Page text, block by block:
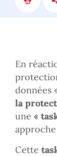
En
données
la
une «
Cette